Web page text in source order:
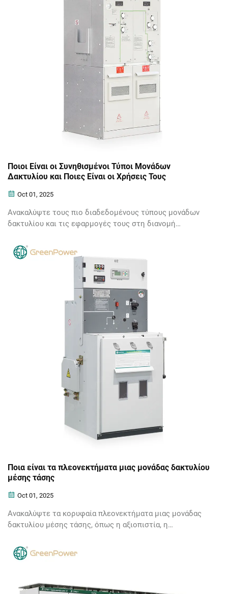
Ποιοι Είναι οι Συνηθισμένοι Τύποι Μονάδων
Δακτυλίου και Ποιες Είναι οι Χρήσεις Τους
Oct 01, 2025
Ανακαλύψτε τους πιο διαδεδομένους τύπους μονάδων
δακτυλίου και τις εφαρμογές τους στη διανομή
δακτυλίου (RMUs) βελτιώνουν την αξιοπιστία και την
ασφάλεια στα ηλεκτρικά δίκτυα. Εξερευνήστε λύσεις
Ποια είναι τα πλεονεκτήματα μιας μονάδας δακτυλίου
μέσης τάσης
Oct 01, 2025
Ανακαλύψτε τα κορυφαία πλεονεκτήματα μιας μονάδας
δακτυλίου μέσης τάσης, όπως η αξιοπιστία, η
πώς οι μονάδες RMU βελτιώνουν την απόδοση διανομής
ενέργειας.